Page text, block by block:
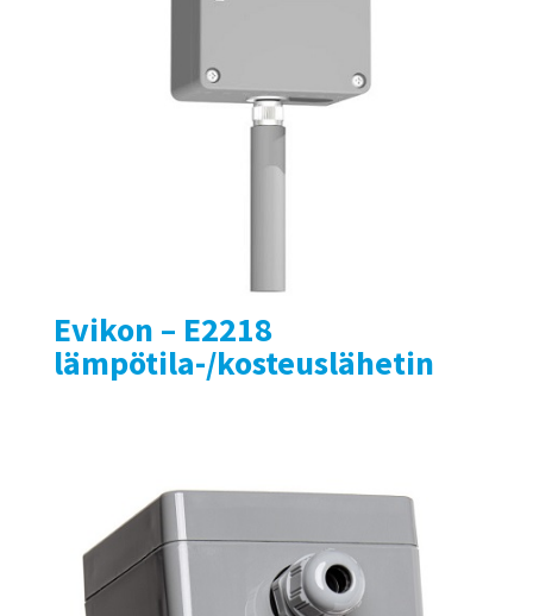
Evikon – E2218
lämpötila-/kosteuslähetin